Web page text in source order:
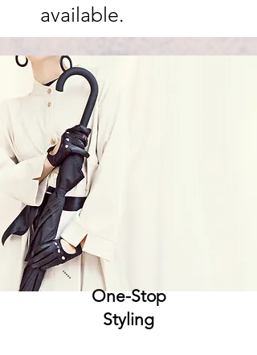
available.
One-Stop
Styling